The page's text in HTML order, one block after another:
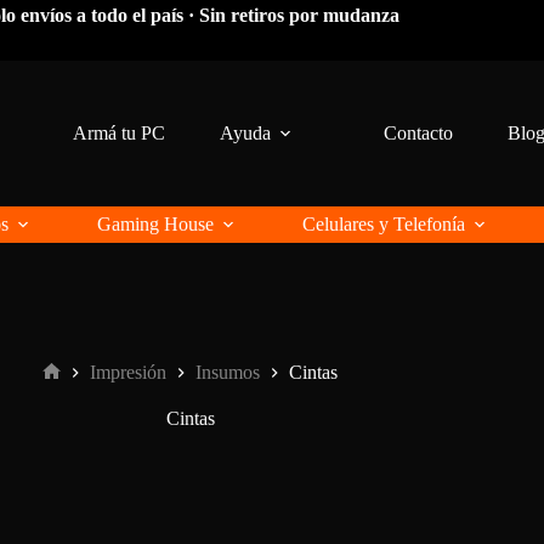
envíos a todo el país · Sin retiros por mudanza
Armá tu PC Ayuda Contacto
Gaming House Celulares y Telefonía
Impresión Insumos Cintas
Cintas